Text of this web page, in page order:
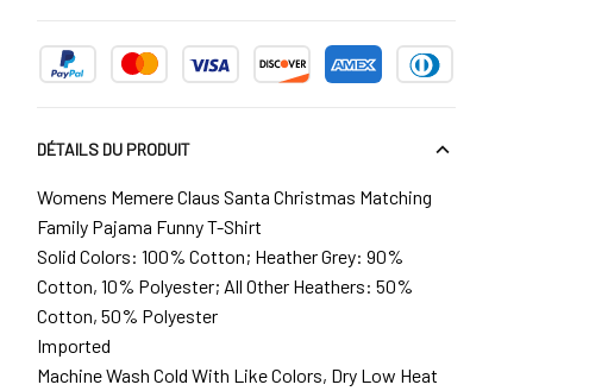
DÉTAILS DU PRODUIT
Womens Memere Claus Santa Christmas Matching
Family Pajama Funny T-Shirt
Solid Colors: 100% Cotton; Heather Grey: 90%
Cotton, 10% Polyester; All Other Heathers: 50%
Cotton, 50% Polyester
Imported
Machine Wash Cold With Like Colors, Dry Low Heat